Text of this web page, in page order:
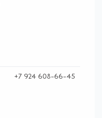
+7 924 608-66-45